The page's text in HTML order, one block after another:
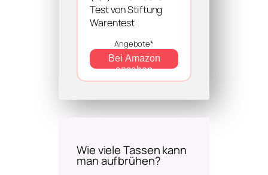
Test von Stiftung
Warentest
Angebote*
Bei Amazon
ansehen
Wie viele Tassen kann
man aufbrühen?